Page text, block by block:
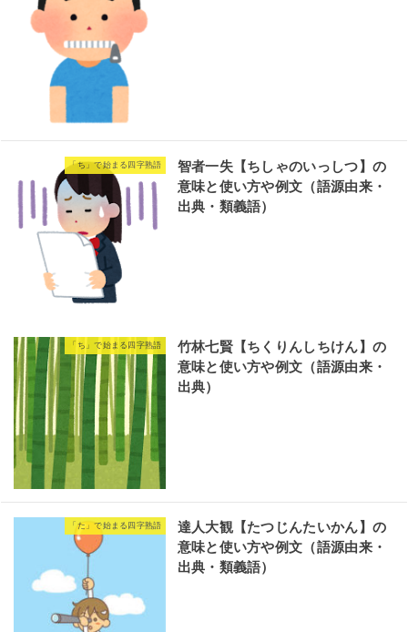
「ち」で始まる四字熟語
智者一失【ちしゃのいっしつ】の
意味と使い方や例文（語源由来・
出典・類義語）
「ち」で始まる四字熟語
竹林七賢【ちくりんしちけん】の
意味と使い方や例文（語源由来・
出典）
「た」で始まる四字熟語
達人大観【たつじんたいかん】の
意味と使い方や例文（語源由来・
出典・類義語）